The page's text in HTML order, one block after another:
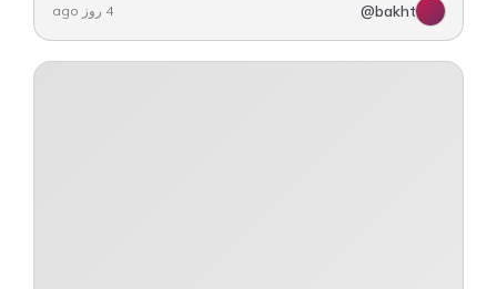
gameplay procedures.…
@bakht 4 روز ago